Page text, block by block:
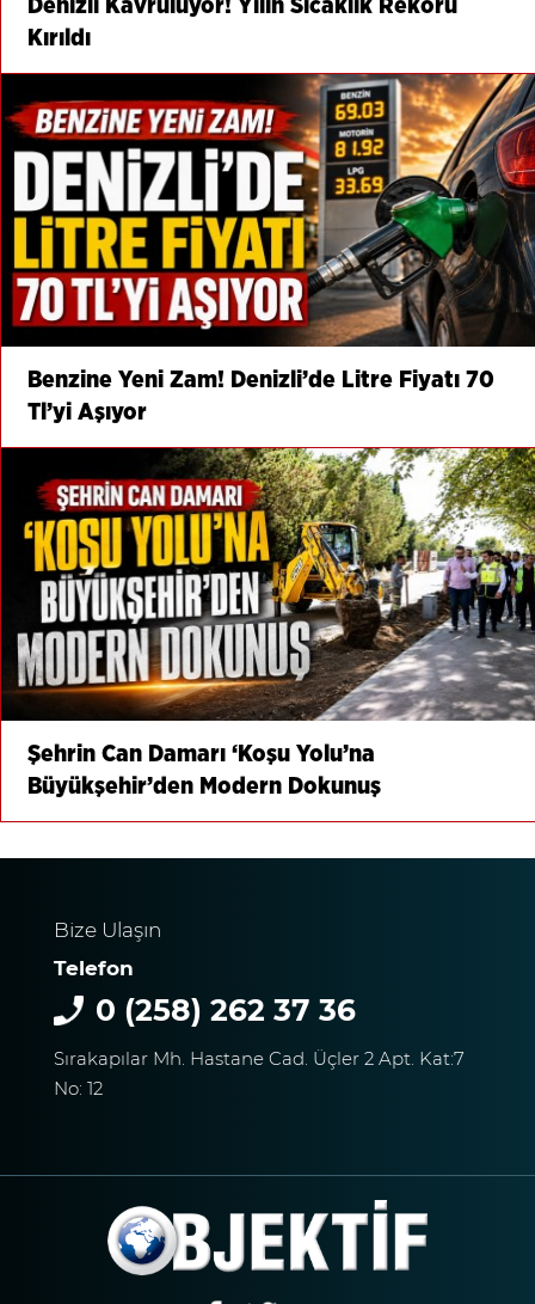
Denizli Kavruluyor! Yılın Sıcaklık Rekoru
Kırıldı
Benzine Yeni Zam! Denizli’de Litre Fiyatı 70
Tl’yi Aşıyor
Şehrin Can Damarı ‘Koşu Yolu’na
Büyükşehir’den Modern Dokunuş
Bize Ulaşın
Telefon
0 (258) 262 37 36
Sırakapılar Mh. Hastane Cad. Üçler 2 Apt. Kat:7
No: 12